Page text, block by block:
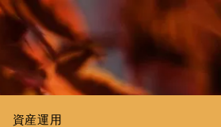
資産運用